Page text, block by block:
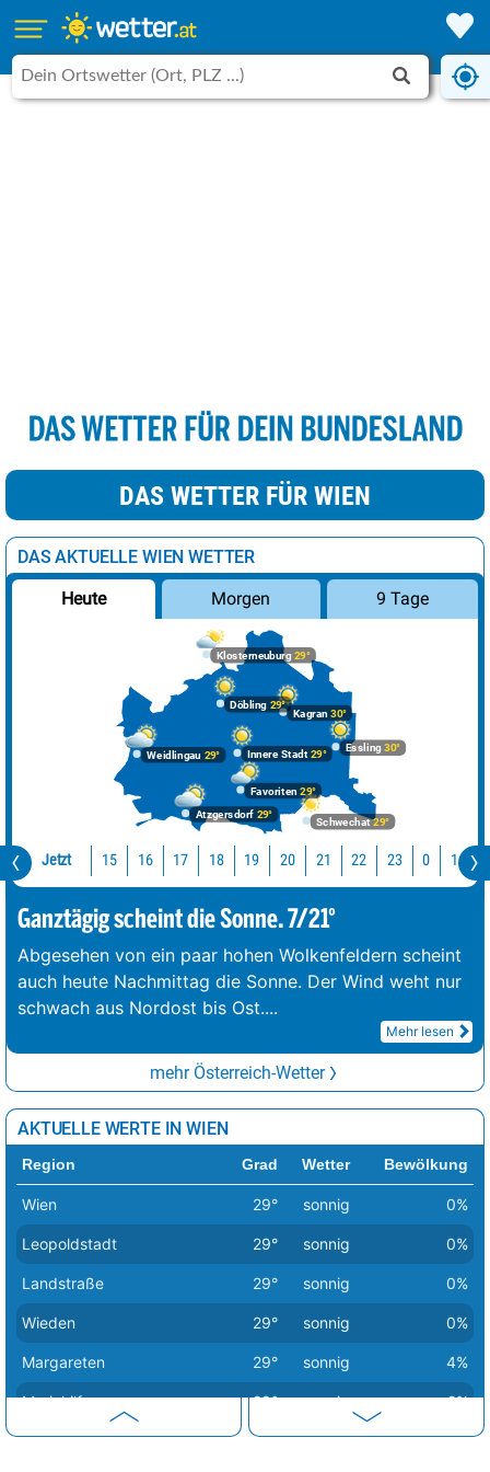
DAS WETTER FÜR WIEN
DAS AKTUELLE WIEN WETTER
Heute Morgen 9 Tage
Klosterneuburg 29°
Essling 30°
Kagran 30°
Weidlingau 29°
Schwechat29°
Döbling29°
Atzgersdorf29°
Innere Stadt29°
Favoriten 29°
Jetzt 15 16 17 18 19 20 21 22 23 0 1
Ganztägig scheint die Sonne. 7/21°
Abgesehen von ein paar hohen Wolkenfeldern scheint
auch heute Nachmittag die Sonne. Der Wind weht nur
schwach aus Nordost bis Ost....
Mehr lesen
mehr Österreich-Wetter
AKTUELLE WERTE IN WIEN
Region Grad Wetter Bewölkung
Wien 29° sonnig 0%
Leopoldstadt 29° sonnig 0%
Landstraße 29° sonnig 0%
Wieden 29° sonnig 0%
Margareten 29° sonnig 4%
Mariahilf 29° sonnig 2%
Neubau 29° sonnig 3%